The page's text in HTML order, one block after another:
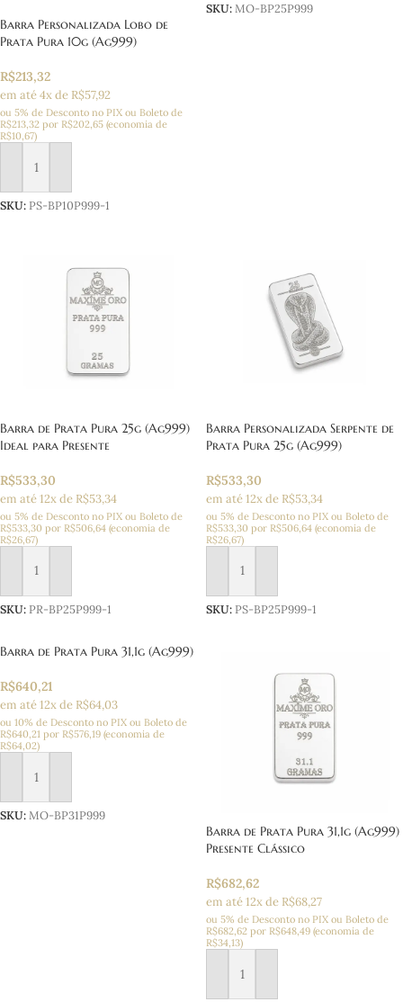
Barra Personalizada Lobo de
Prata Pura 10g (Ag999)
R$213,32
em até 4x de R$57,92
ou 5% de Desconto no PIX ou Boleto de
R$213,32 por R$202,65 (economia de
R$10,67)
Adicionar ao carrinho
SKU: PS-BP10P999-1
SKU:MO-BP25P999
Barra de Prata Pura 25g (Ag999)
Ideal para Presente
R$533,30
em até 12x de R$53,34
ou 5% de Desconto no PIX ou Boleto de
R$533,30 por R$506,64 (economia de
R$26,67)
Adicionar ao carrinho
SKU: PR-BP25P999-1
Barra Personalizada Serpente de
Prata Pura 25g (Ag999)
R$533,30
em até 12x de R$53,34
ou 5% de Desconto no PIX ou Boleto de
R$533,30 por R$506,64 (economia de
R$26,67)
Adicionar ao carrinho
SKU: PS-BP25P999-1
Barra de Prata Pura 31,1g (Ag999)
R$640,21
em até 12x de R$64,03
ou 10% de Desconto no PIX ou Boleto de
R$640,21 por R$576,19 (economia de
R$64,02)
Adicionar ao carrinho
SKU:MO-BP31P999
Barra de Prata Pura 31,1g (Ag999)
Presente Clássico
R$682,62
em até 12x de R$68,27
ou 5% de Desconto no PIX ou Boleto de
R$682,62 por R$648,49 (economia de
R$34,13)
Adicionar ao carrinho